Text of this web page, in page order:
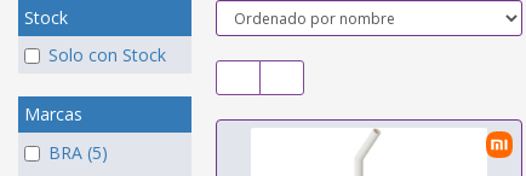
Stock
Solo con Stock
Marcas
BRA (5)